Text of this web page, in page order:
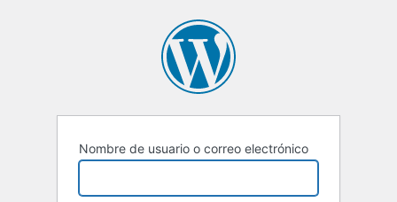
Nombre de usuario o correo electrónico